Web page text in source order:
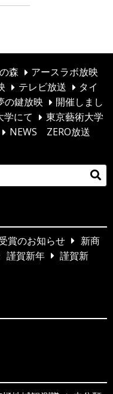
森
アースラボ放映
テレビ放送
タイ
の鍵放映
開催しまし
にて
東京藝術大学
NEWS ZERO放送
検
賞のお知らせ
新商
謹賀新年
謹賀新